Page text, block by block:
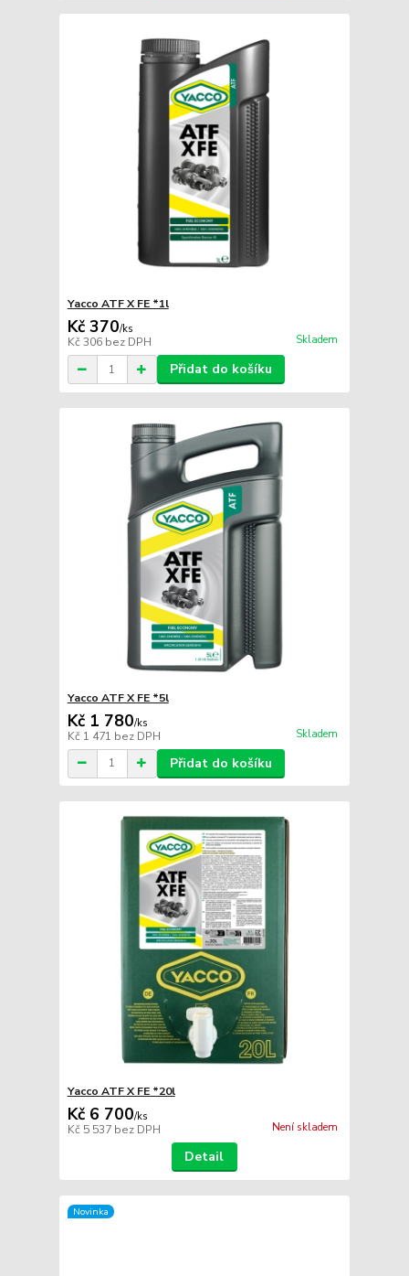
Yacco ATF X FE *1l
Kč 370/ks
Kč 306 bez DPH Skladem
Přidat do košíku
Yacco ATF X FE *5l
Kč 1 780/ks
Kč 1 471 bez DPH Skladem
Přidat do košíku
Yacco ATF X FE *20l
Kč 6 700/ks
Kč 5 537 bez DPH Není skladem
Detail
Novinka